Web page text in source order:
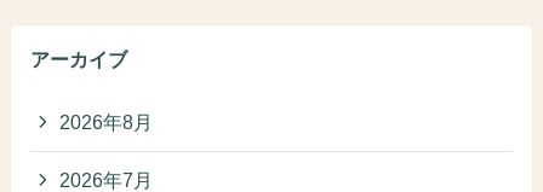
アーカイブ
2026年8月
2026年7月